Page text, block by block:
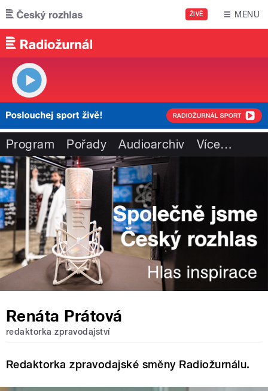
Přejít k hlavnímu obsahu
ŽIVĚ MENU
Program Pořady Audioarchiv Více…
Renáta Prátová
redaktorka zpravodajství
Redaktorka zpravodajské směny Radiožurnálu.